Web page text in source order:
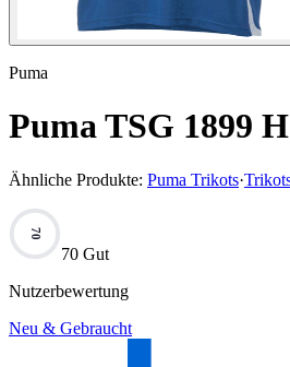
Puma
Puma TSG 1899
Ähnliche Produkte: Puma Trikots·
70
70 Gut
Nutzerbewertung
Neu & Gebraucht